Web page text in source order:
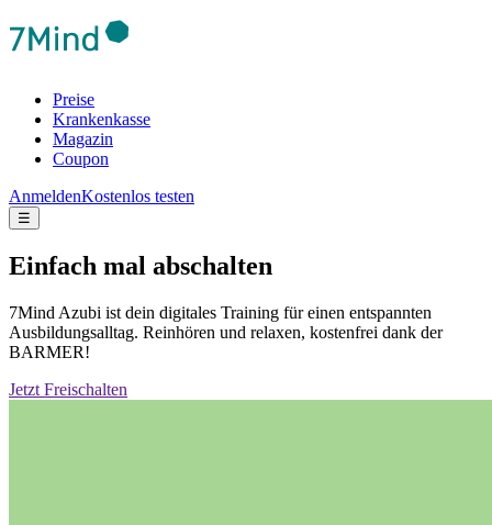
Preise
Krankenkasse
Magazin
Coupon
AnmeldenKostenlos testen
☰
Einfach mal abschalten
7Mind Azubi ist dein digitales Training für einen entspannten
Ausbildungsalltag. Reinhören und relaxen, kostenfrei dank der
BARMER!
Jetzt Freischalten